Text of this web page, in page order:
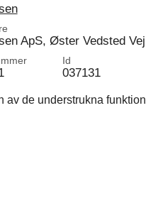
ApS, Øster Vedsted
Id
037131
av de understrukna